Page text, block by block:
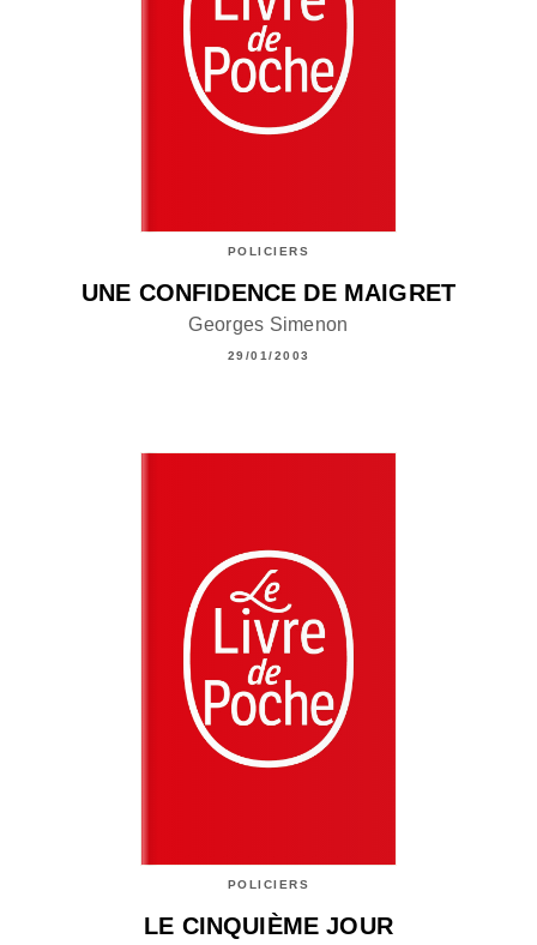
POLICIERS
UNE CONFIDENCE DE MAIGRET
Georges Simenon
29/01/2003
POLICIERS
LE CINQUIÈME JOUR